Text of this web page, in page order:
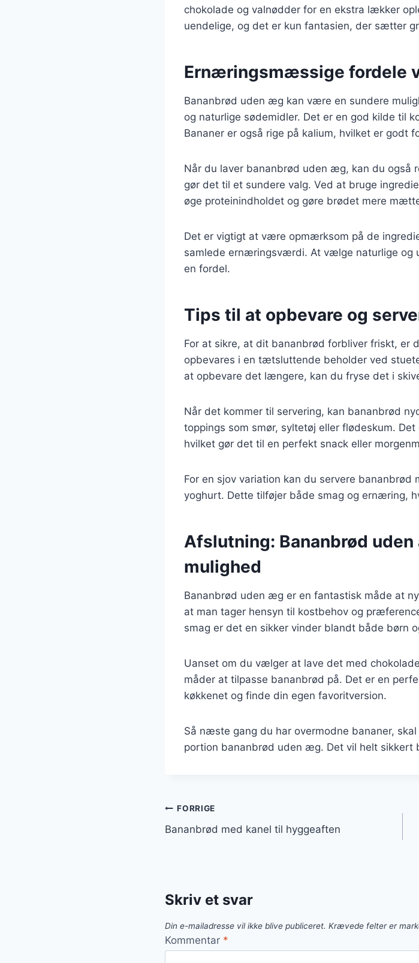
chokolade og valnødder for en ekstra lækker
uendelige, og det er kun fantasien, der sætter
Ernæringsmæssige fordele
Bananbrød uden æg kan være en sundere
og naturlige sødemidler. Det er en god kilde til
Bananer er også rige på kalium, hvilket er godt
Når du laver bananbrød uden æg, kan du
gør det til et sundere valg. Ved at bruge
øge proteinindholdet og gøre brødet mere
Det er vigtigt at være opmærksom på de
samlede ernæringsværdi. At vælge naturlige og
en fordel.
Tips til at opbevare og
For at sikre, at dit bananbrød forbliver friskt, er
opbevares i en tætsluttende beholder ved
at opbevare det længere, kan du fryse det i
Når det kommer til servering, kan bananbrød
toppings som smør, syltetøj eller flødeskum.
hvilket gør det til en perfekt snack eller
For en sjov variation kan du servere
yoghurt. Dette tilføjer både smag og ernæring,
Afslutning: Bananbrød
mulighed
Bananbrød uden æg er en fantastisk måde at
at man tager hensyn til kostbehov og
smag er det en sikker vinder blandt både børn
Uanset om du vælger at lave det med
måder at tilpasse bananbrød på. Det er en
køkkenet og finde din egen favoritversion.
Så næste gang du har overmodne bananer,
portion bananbrød uden æg. Det vil helt sikkert
Indlægsnavigation
FORRIGE
Bananbrød med kanel til hyggeaften
Skriv et svar
Din e-mailadresse vil ikke blive publiceret. Krævede felter er
Kommentar *